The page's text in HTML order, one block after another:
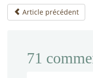
Article précédent
71